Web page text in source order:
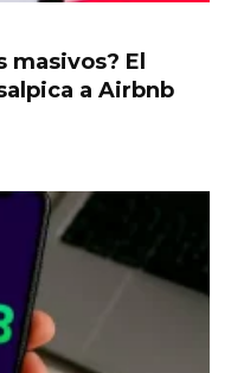
masivos? El
a Airbnb